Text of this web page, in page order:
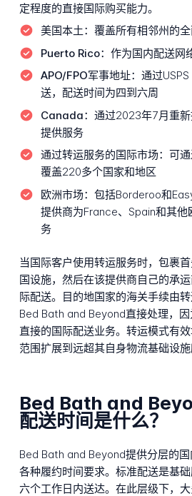
定程度的直接国际购买能力。
美国本土： 覆盖所有相邻州的
Puerto Rico： 作为国内配送网
APO/FPO军事地址： 通过
送，配送时间为四到六周
Canada： 通过2023年7月重
提供服务
通过转运服务的国际市场： 可通
覆盖220多个国家和地区
欧洲市场： 包括Borderoo和
提供商为France、Spain和其他
务
当国际客户使用转运服务时，包裹
国设施，然后在该提供商自己的承
际配送。目的地国家的海关手续由
Bed Bath and Beyond直接处理，
直接的国际配送业务。转运模式有
范围扩展到远超其自身物流基础设施
Bed Bath and
配送时间是什么？
Bed Bath and Beyond提供分层的
各种履约时间要求。标准配送是基
六个工作日内送达。在此层级下，